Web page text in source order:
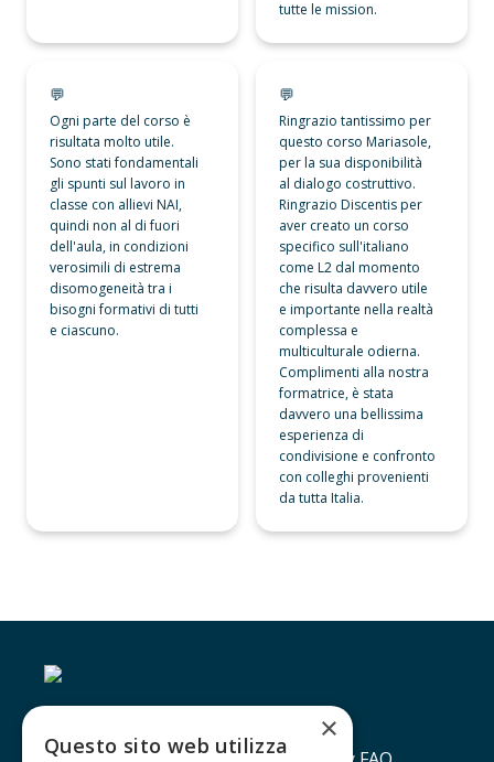
tutte le mission.
💬
Ogni parte del corso è
risultata molto utile.
Sono stati fondamentali
gli spunti sul lavoro in
classe con allievi NAI,
quindi non al di fuori
dell'aula, in condizioni
verosimili di estrema
disomogeneità tra i
bisogni formativi di tutti
e ciascuno.
💬
Ringrazio tantissimo per
questo corso Mariasole,
per la sua disponibilità
al dialogo costruttivo.
Ringrazio Discentis per
aver creato un corso
specifico sull'italiano
come L2 dal momento
che risulta davvero utile
e importante nella realtà
complessa e
multiculturale odierna.
Complimenti alla nostra
formatrice, è stata
davvero una bellissima
esperienza di
condivisione e confronto
con colleghi provenienti
da tutta Italia.
×
Questo sito web utilizza